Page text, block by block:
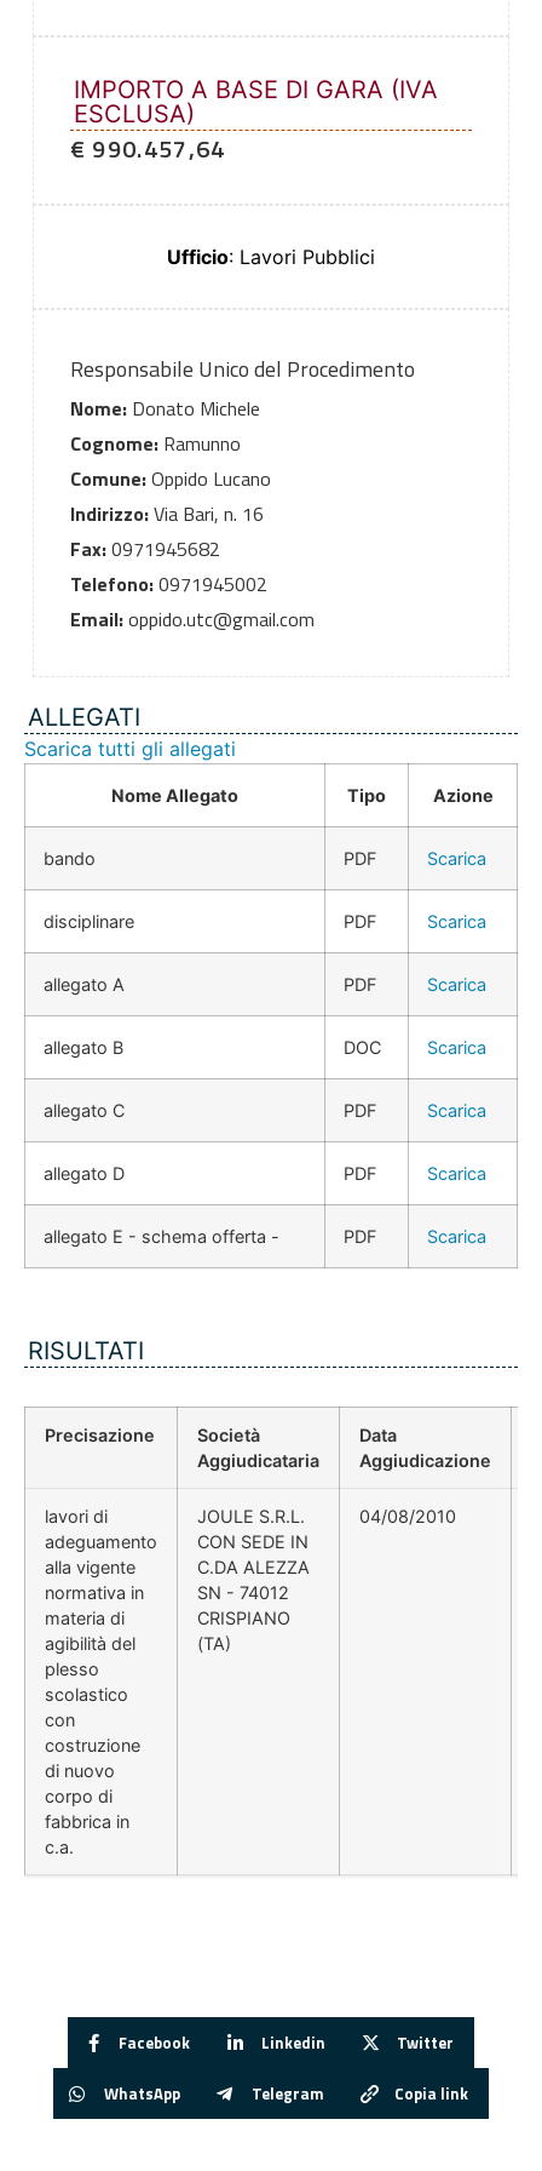
IMPORTO A BASE DI GARA (IVA
ESCLUSA)
€ 990.457,64
Ufficio: Lavori Pubblici
Responsabile Unico del Procedimento
Nome:Donato Michele
Cognome:Ramunno
Comune:Oppido Lucano
Indirizzo:Via Bari, n. 16
Fax:0971945682
Telefono:0971945002
Email:oppido.utc@gmail.com
ALLEGATI
Scarica tutti gli allegati
Nome Allegato Tipo Azione
bando PDF Scarica
disciplinare PDF Scarica
allegato A PDF Scarica
allegato B DOC Scarica
allegato C PDF Scarica
allegato D PDF Scarica
allegato E - schema offerta - PDF Scarica
RISULTATI
Precisazione
Società
Aggiudicataria
Data
Aggiudicazione
lavori di
adeguamento
alla vigente
normativa in
materia di
agibilità del
plesso
scolastico
con
costruzione
di nuovo
corpo di
fabbrica in
c.a.
JOULE S.R.L.
CON SEDE IN
C.DA ALEZZA
SN - 74012
CRISPIANO
(TA)
04/08/2010
Facebook Linkedin Twitter
WhatsApp Telegram Copia link